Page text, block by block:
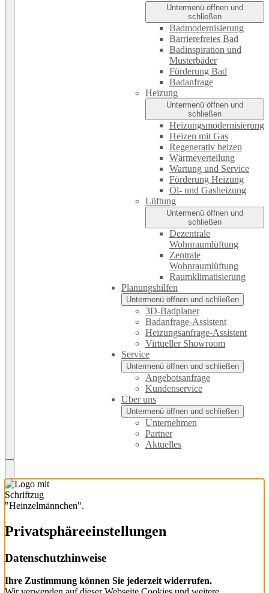
Untermenü öffnen und
schließen
Badmodernisierung
Barrierefreies Bad
Badinspiration und
Musterbäder
Förderung Bad
Badanfrage
Heizung
Untermenü öffnen und
schließen
Heizungsmodernisierung
Heizen mit Gas
Regenerativ heizen
Wärmeverteilung
Wartung und Service
Förderung Heizung
Öl- und Gasheizung
Lüftung
Untermenü öffnen und
schließen
Dezentrale
Wohnraumlüftung
Zentrale
Wohnraumlüftung
Raumklimatisierung
Planungshilfen
Untermenü öffnen und schließen
3D-Badplaner
Badanfrage-Assistent
Heizungsanfrage-Assistent
Virtueller Showroom
Service
Untermenü öffnen und schließen
Angebotsanfrage
Kundenservice
Über uns
Untermenü öffnen und schließen
Unternehmen
Partner
Aktuelles
Privatsphäre­einstellungen
Datenschutzhinweise
Ihre Zustimmung können Sie jederzeit widerrufen.